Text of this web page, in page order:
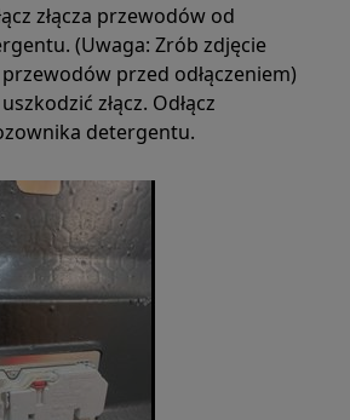
złącza przewodów od
(Uwaga: Zrób zdjęcie
przed odłączeniem)
złącz. Odłącz
detergentu.